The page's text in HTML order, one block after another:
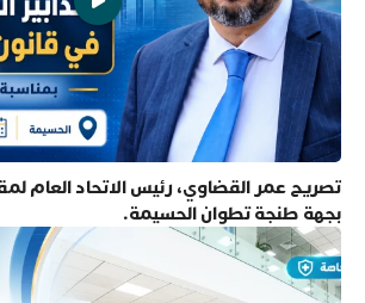
تصريح عمر القضاوي، رئيس الاتحاد العام
بجهة طنجة تطوان الحسيمة.